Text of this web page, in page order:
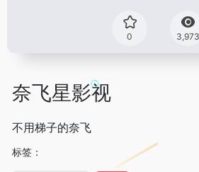
0 3,973
奈飞星影视
不用梯子的奈飞
标签：